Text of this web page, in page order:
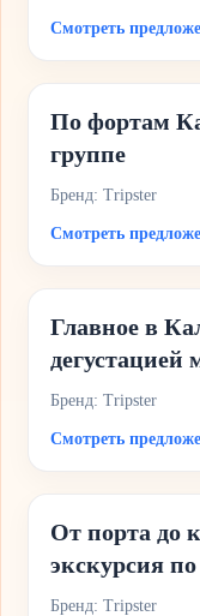
Смотреть
По фортам
группе
Бренд: Tripster
Смотреть
Главное в
Бренд: Tripster
Смотреть
От порта до
экскурсия
Бренд: Tripster